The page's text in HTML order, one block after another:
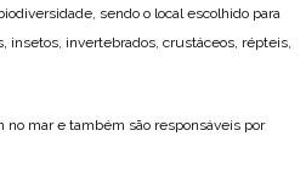
sendo o local escolhido para
insetos, invertebrados, crustáceos, répteis,
mar e também são responsáveis por